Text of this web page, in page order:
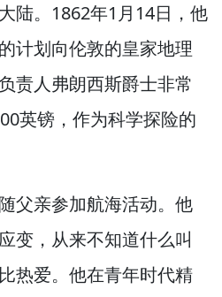
陆。 1862年1月14日， 他
计划向伦敦的皇家地理
责人弗朗西斯爵士非常
英镑， 作为科学探险的
父亲参加航海活动。 他
变， 从来不知道什么叫
热爱。 他在青年时代精